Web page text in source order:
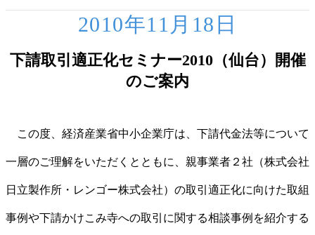
2010年11月18日
下請取引適正化セミナー2010（仙台）開催
のご案内
この度、経済産業省中小企業庁は、下請代金法等について
一層のご理解をいただくとともに、親事業者２社（株式会社
日立製作所・レンゴー株式会社）の取引適正化に向けた取組
事例や下請かけこみ寺への取引に関する相談事例を紹介する